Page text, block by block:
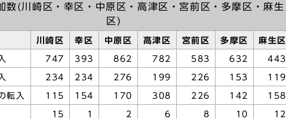
数(川崎区・幸区・中原区・高津区・宮前区・多摩区・麻生
区)
川崎区 幸区 中原区 高津区 宮前区 多摩区 麻生区
747 393 862 782 583 632 443
234 234 276 199 226 153 119
転入 115 154 170 308 226 142 158
15 1 2 6 8 10 12